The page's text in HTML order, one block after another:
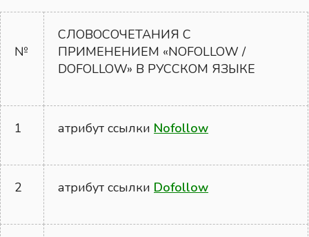
№
СЛОВОСОЧЕТАНИЯ С
ПРИМЕНЕНИЕМ «NOFOLLOW /
DOFOLLOW» В РУССКОМ ЯЗЫКЕ
1 атрибут ссылки Nofollow
2 атрибут ссылки Dofollow